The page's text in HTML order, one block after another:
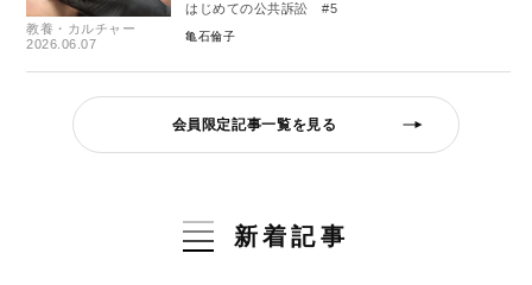
教養・カルチャー
2026.06.07
はじめての公共訴訟 #5
亀石倫子
会員限定記事一覧を見る
新着記事